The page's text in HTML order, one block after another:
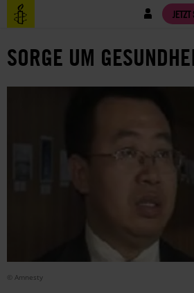
Direkt
zum
Benutzermenü
SORGE UM
© Amnesty